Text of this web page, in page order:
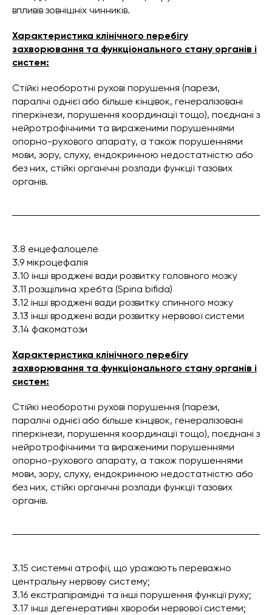
впливів зовнішніх чинників.
Характеристика клінічного перебігу
захворювання та функціонального стану органів і
систем:
Стійкі необоротні рухові порушення (парези,
паралічі однієї або більше кінцівок, генералізовані
гіперкінези, порушення координації тощо), поєднані з
нейротрофічними та вираженими порушеннями
опорно-рухового апарату, а також порушеннями
мови, зору, слуху, ендокринною недостатністю або
без них, стійкі органічні розлади функції тазових
органів.
3.8 енцефалоцеле
3.9 мікроцефалія
3.10 інші вроджені вади розвитку головного мозку
3.11 розщілина хребта (Spina bifida)
3.12 інші вроджені вади розвитку спинного мозку
3.13 інші вроджені вади розвитку нервової системи
3.14 факоматози
Характеристика клінічного перебігу
захворювання та функціонального стану органів і
систем:
Стійкі необоротні рухові порушення (парези,
паралічі однієї або більше кінцівок, генералізовані
гіперкінези, порушення координації тощо), поєднані з
нейротрофічними та вираженими порушеннями
опорно-рухового апарату, а також порушеннями
мови, зору, слуху, ендокринною недостатністю або
без них, стійкі органічні розлади функції тазових
органів.
3.15 системні атрофії, що уражають переважно
центральну нервову систему;
3.16 екстрапірамідні та інші порушення функції руху;
3.17 інші дегенеративні хвороби нервової системи;